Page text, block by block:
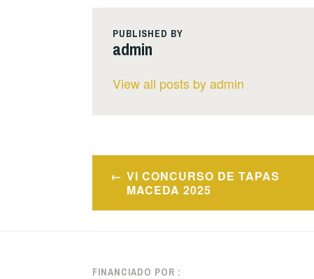
PUBLISHED BY
admin
View all posts by admin
Navegación
entradas
VI CONCURSO DE TAPAS
MACEDA 2025
FINANCIADO POR :